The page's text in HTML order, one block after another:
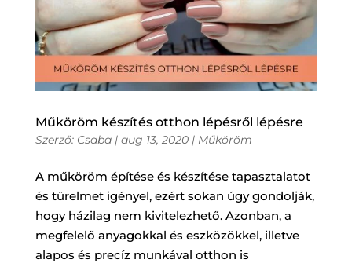
Műköröm készítés otthon lépésről lépésre
Szerző: Csaba| aug 13, 2020| Műköröm
A műköröm építése és készítése tapasztalatot
és türelmet igényel, ezért sokan úgy gondolják,
hogy házilag nem kivitelezhető. Azonban, a
megfelelő anyagokkal és eszközökkel, illetve
alapos és precíz munkával otthon is